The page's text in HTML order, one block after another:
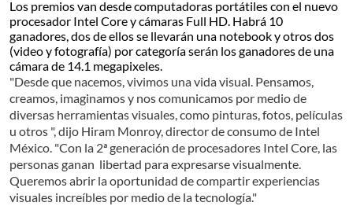
Los premios van desde computadoras portátiles con el nuevo
procesador Intel Core y cámaras Full HD. Habrá 10
ganadores, dos de ellos se llevarán una notebook y otros dos
(video y fotografía) por categoría serán los ganadores de una
cámara de 14.1 megapixeles.
"Desde que nacemos, vivimos una vida visual. Pensamos,
creamos, imaginamos y nos comunicamos por medio de
diversas herramientas visuales, como pinturas, fotos, películas
u otros ", dijo Hiram Monroy, director de consumo de Intel
México. "Con la 2ª generación de procesadores Intel Core, las
personas ganan libertad para expresarse visualmente.
Queremos abrir la oportunidad de compartir experiencias
visuales increíbles por medio de la tecnología."